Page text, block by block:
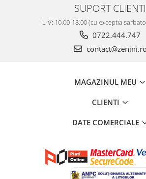
SUPORT CLIENTI
L-V: 10.00-18.00 (cu exceptia
0722.444.747
MAGAZINUL MEU
CLIENTI
DATE COMERCIALE